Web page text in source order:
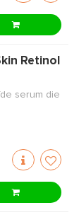
Retinol
serum die